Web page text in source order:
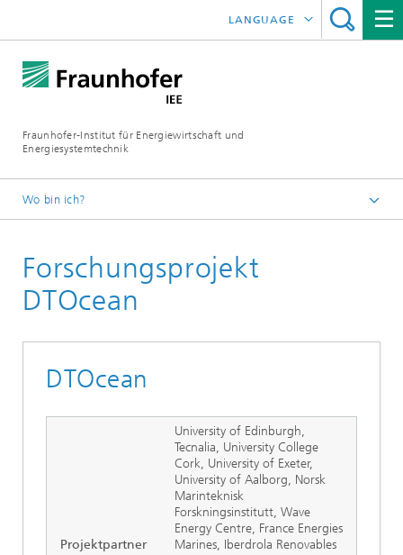
Fraunhofer-Institut für Energiewirtschaft und
Energiesystemtechnik
LANGUAGE
Wo bin ich?
Projekte
Forschungsprojekt
DTOcean
DTOcean
Projektpartner
University of Edinburgh,
Tecnalia, University College
Cork, University of Exeter,
University of Aalborg, Norsk
Marinteknisk
Forskningsinstitutt, Wave
Energy Centre, France Energies
Marines, Iberdrola Renovables